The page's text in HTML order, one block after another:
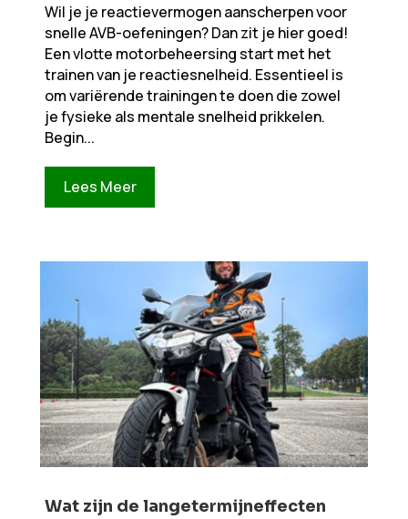
Wil je je reactievermogen aanscherpen voor
snelle AVB-oefeningen? Dan zit je hier goed!
Een vlotte motorbeheersing start met het
trainen van je reactiesnelheid. Essentieel is
om variërende trainingen te doen die zowel
je fysieke als mentale snelheid prikkelen.
Begin...
Lees Meer
Wat zijn de langetermijneffecten